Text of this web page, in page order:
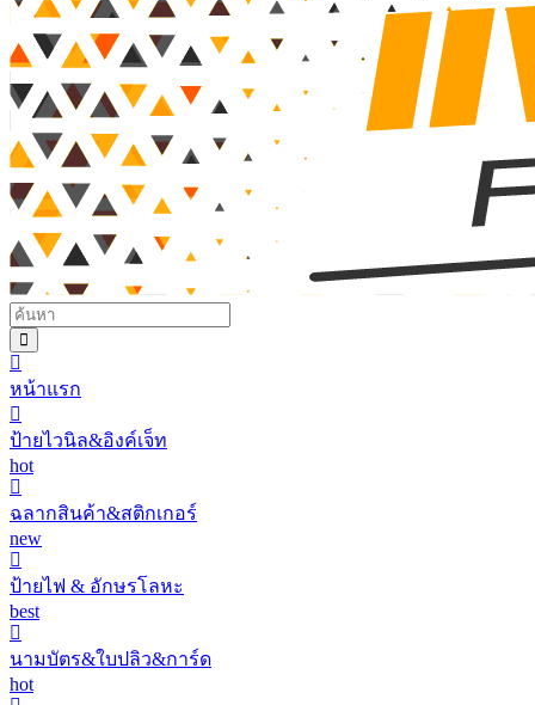
หน้าแรก
ป้ายไวนิล&อิงค์เจ็ท
hot
ฉลากสินค้า&สติกเกอร์
new
ป้ายไฟ & อักษรโลหะ
best
นามบัตร&ใบปลิว&การ์ด
hot